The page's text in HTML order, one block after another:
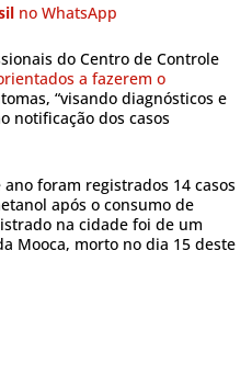
no WhatsApp
do Centro de Controle
a fazerem o
“visando diagnósticos e
notificação dos casos
foram registrados 14 casos
após o consumo de
na cidade foi de um
Mooca, morto no dia 15 deste